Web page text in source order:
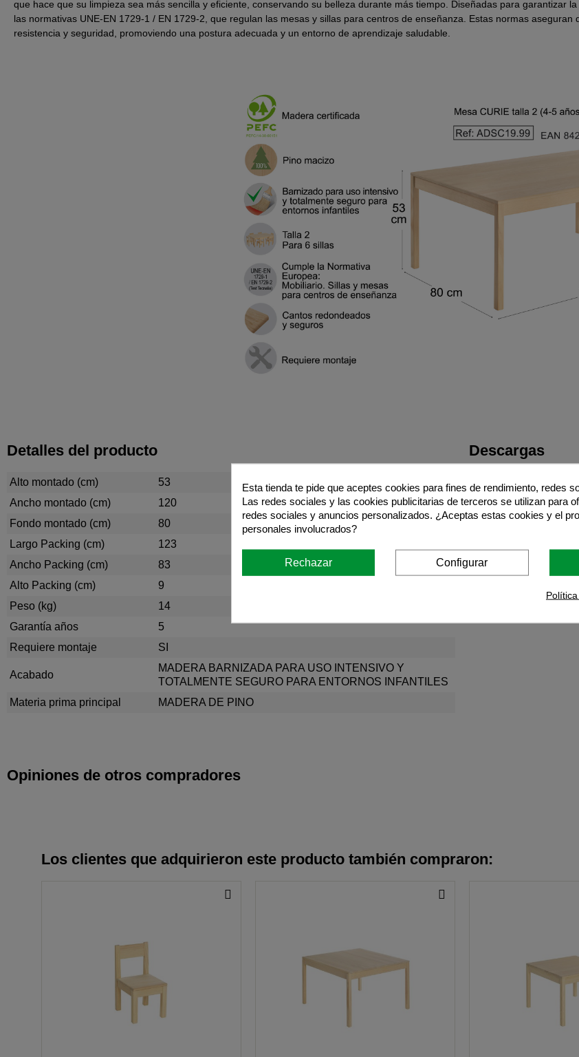
que hace que su limpieza sea más sencilla y eficiente, conservando su belleza durante más tiempo. Diseñadas para garantizar
las normativas UNE-EN 1729-1 / EN 1729-2, que regulan las mesas y sillas para centros de enseñanza. Estas normas
resistencia y seguridad, promoviendo una postura adecuada y un entorno de aprendizaje saludable.
Detalles del producto
Alto montado (cm)
53
Ancho montado (cm)
120
Fondo montado (cm)
80
Largo Packing (cm)
123
Ancho Packing (cm)
83
Alto Packing (cm)
9
Peso (kg)
14
Garantía años
5
Requiere montaje
SI
Acabado
MADERA BARNIZADA PARA USO INTENSIVO Y
TOTALMENTE SEGURO PARA ENTORNOS INFANTILES
Materia prima principal
MADERA DE PINO
Descargas
Instrucciones de
Opiniones de otros compradores
Los clientes que adquirieron este producto también compraron:
Esta tienda te pide que aceptes cookies para fines de rendimiento, redes
Las redes sociales y las cookies publicitarias de terceros se utilizan para
redes sociales y anuncios personalizados. ¿Aceptas estas cookies y el
personales involucrados?
Rechazar Configurar